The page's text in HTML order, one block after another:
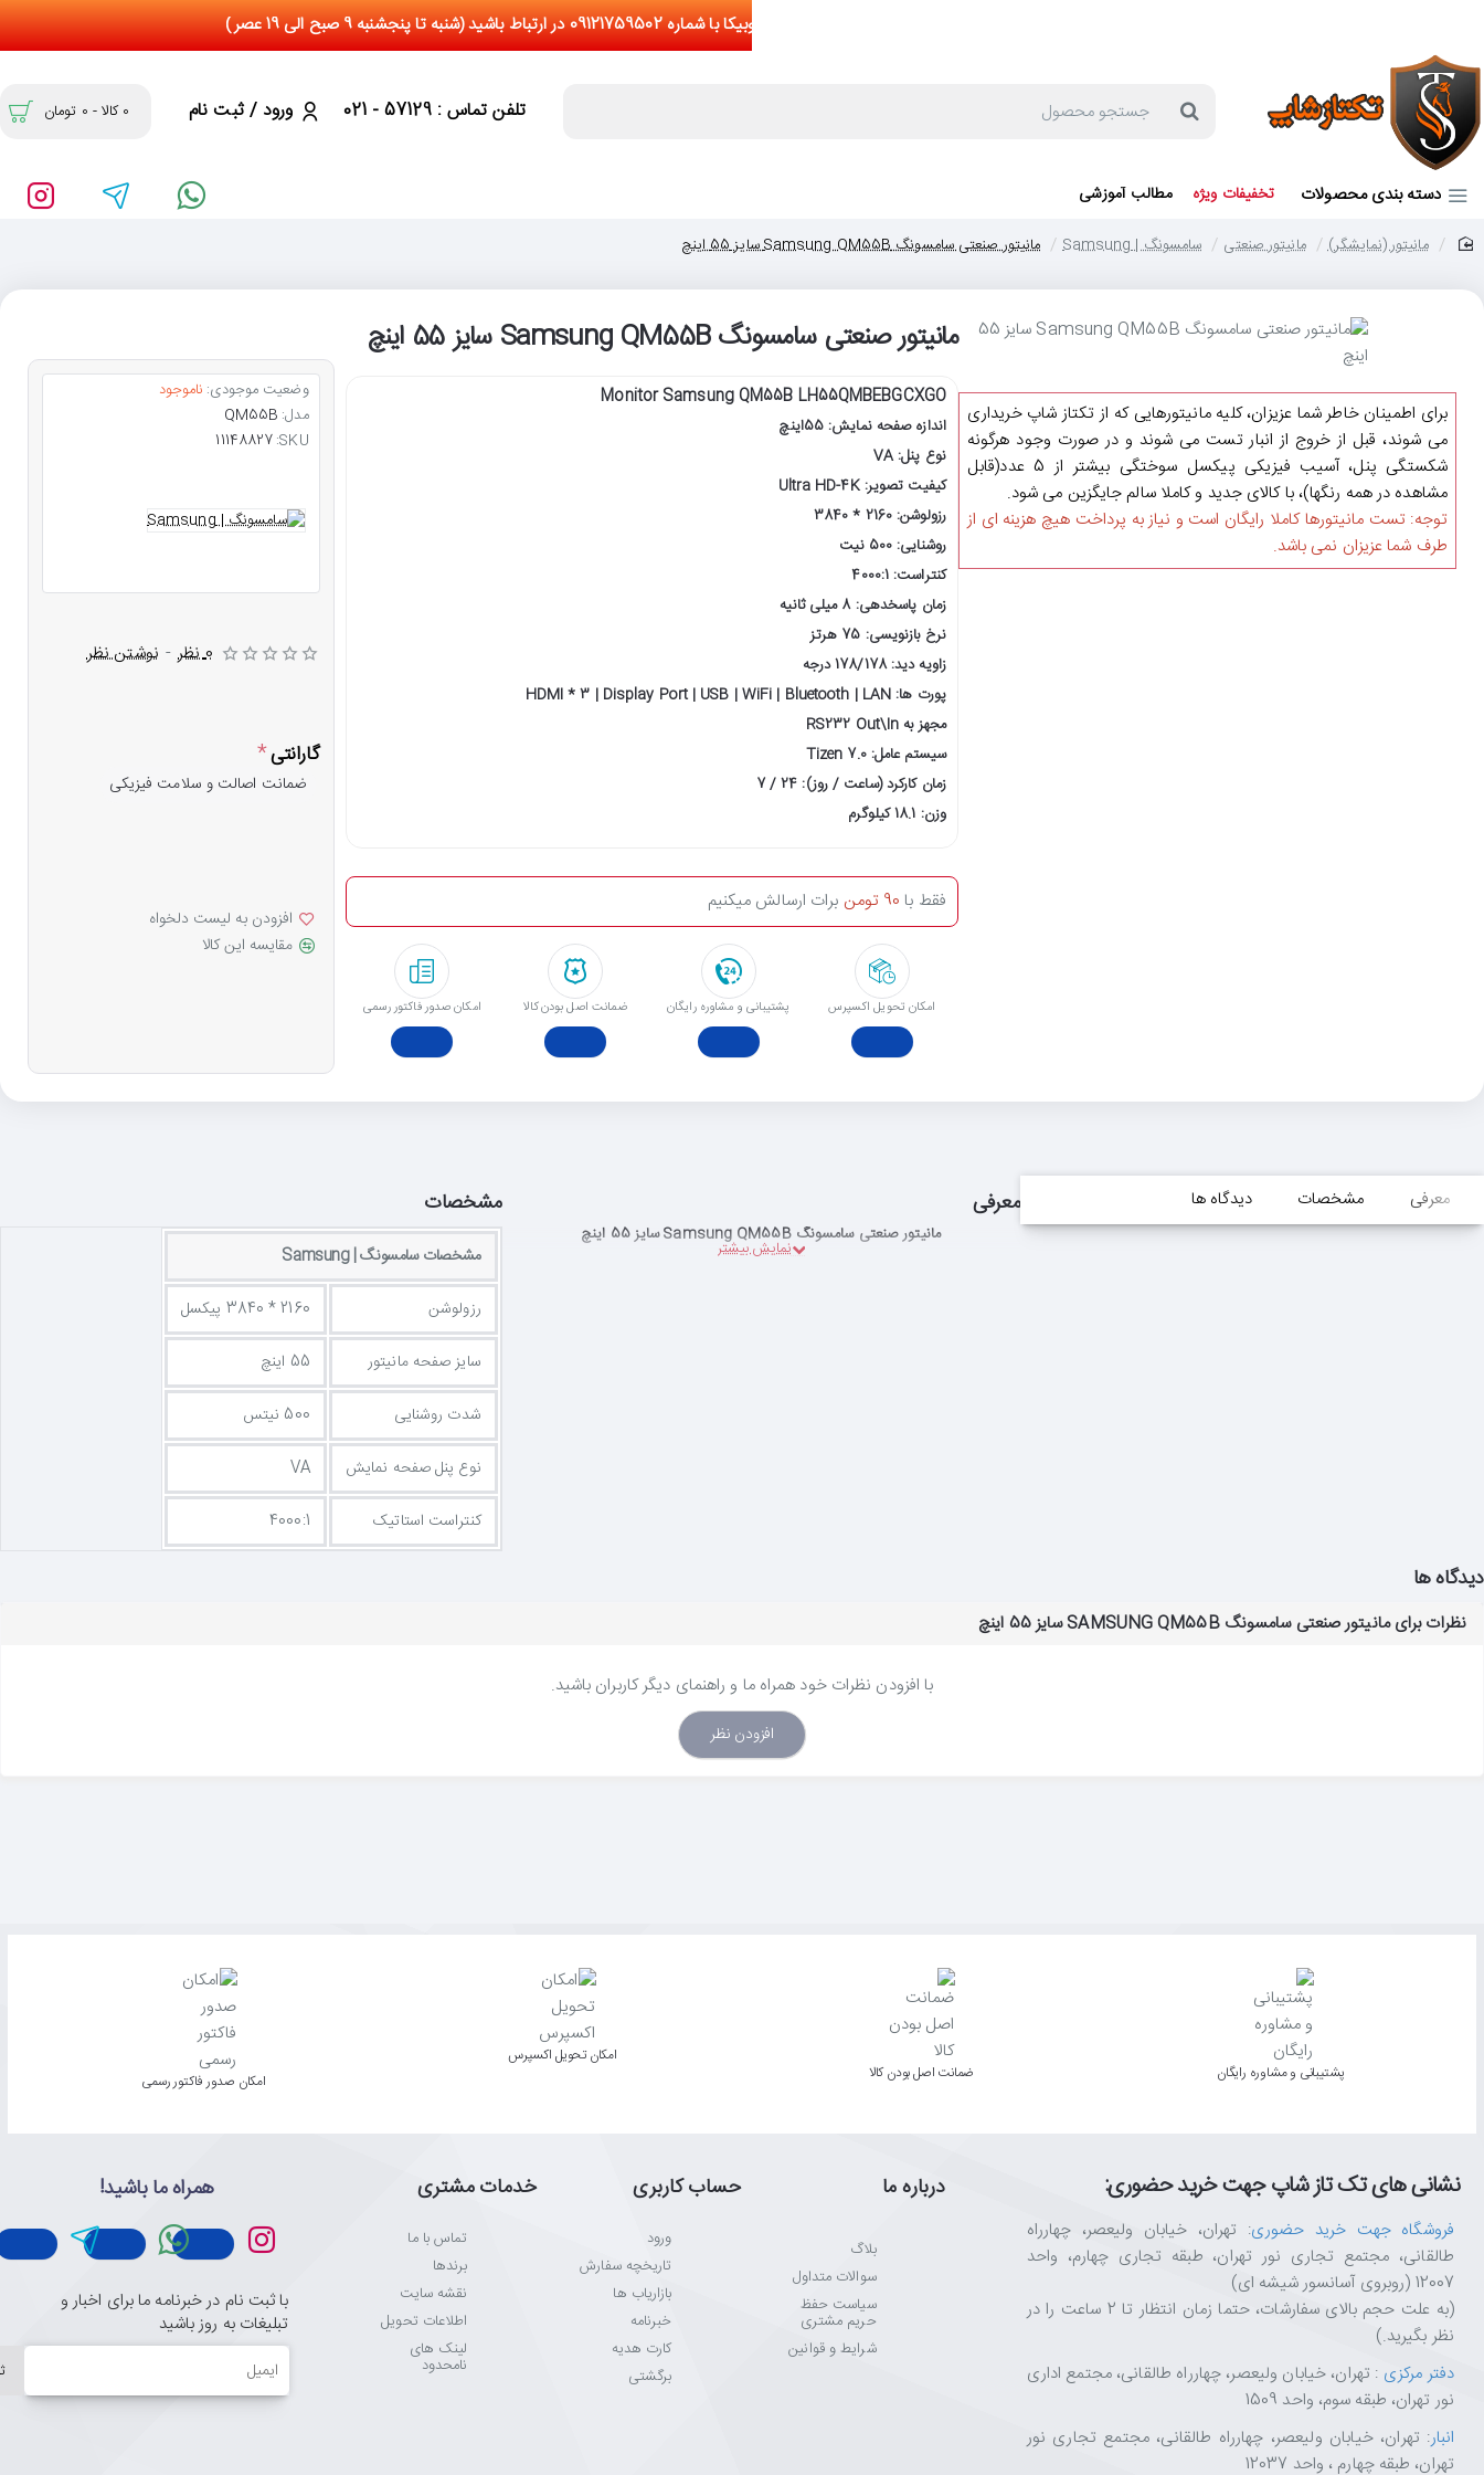
جستجو
تلفن تماس : 57129 - 021 ورود / ثبت نام 0 کالا - 0 تومان
دسته بندی محصولات تخفیفات ویژه مطالب آموزشی
مانیتور (نمایشگر) مانیتور صنعتی سامسونگ | Samsung مانیتور صنعتی سامسونگ Samsung QM55B سایز 55 اینچ
برای اطمینان خاطر شما عزیزان، کلیه مانیتورهایی که از تکتاز شاپ خریداری
می شوند، قبل از خروج از انبار تست می شوند و در صورت وجود هرگونه
شکستگی پنل، آسیب فیزیکی پیکسل سوختگی بیشتر از 5 عدد(قابل
مشاهده در همه رنگها)، با کالای جدید و کاملا سالم جایگزین می شود.
توجه: تست مانیتورها کاملا رایگان است و نیاز به پرداخت هیچ هزینه ای از
طرف شما عزیزان نمی باشد.
مانیتور صنعتی سامسونگ Samsung QM55B سایز 55 اینچ
Monitor Samsung QM55B LH55QMBEBGCXGO
اندازه صفحه نمایش: 55اینچ
نوع پنل: VA
کیفیت تصویر: Ultra HD-4K
رزولوشن: 2160 * 3840
روشنایی: 500 نیت
کنتراست: 4000:1
زمان پاسخدهی: 8 میلی ثانیه
نرخ بازنویسی: 75 هرتز
زاویه دید: 178/178 درجه
پورت ها: HDMI * 3 | Display Port | USB | WiFi | Bluetooth | LAN
مجهز به RS232 Out\In
سیستم عامل: Tizen 7.0
زمان کارکرد (ساعت / روز): 24 / 7
وزن: 18.1 کیلوگرم
امکان تحویل اکسپرس پشتیبانی و مشاوره رایگان ﺿﻤﺎﻧﺖ اﺻﻞ ﺑﻮدن ﮐﺎﻟﺎ امکان صدور فاکتور رسمی
فقط با 90 تومن برات ارسالش میکنیم
وضعیت موجودی: ناموجود
مدل: QM55B
SKU:
11148827
0 نظر - نوشتن نظر
گارانتی
ضمانت اصالت و سلامت فیزیکی
افزودن به لیست دلخواه
مقایسه این کالا
معرفی مشخصات دیدگاه ها معرفی
مانیتور صنعتی سامسونگ Samsung QM55B سایز 55 اینچ
مشخصات
مشخصات سامسونگ | Samsung
رزولوشن
2160 * 3840 پیکسل
سایز صفحه مانیتور
55 اینچ
شدت روشنایی
500 نیتس
نوع پنل صفحه نمایش
VA
کنتراست استاتیک
4000:1
دیدگاه ها
نظرات برای مانیتور صنعتی سامسونگ SAMSUNG QM55B سایز 55 اینچ
با افزودن نظرات خود همراه ما و راهنمای دیگر کاربران باشید.
افزودن نظر
پشتیبانی و مشاوره رایگان ﺿﻤﺎﻧﺖ اﺻﻞ ﺑﻮدن ﮐﺎﻟﺎ
اﻣﮑﺎن ﺗﺤﻮﯾﻞ اﮐﺴﭙﺮس
امکان صدور فاکتور رسمی
نشانی های تک تاز شاپ جهت خرید حضوری:
فروشگاه جهت خرید حضوری: تهران، خیابان ولیعصر، چهارراه
طالقانی، مجتمع تجاری نور تهران، طبقه تجاری چهارم، واحد
12007 (روبروی آسانسور شیشه ای)
(به علت حجم بالای سفارشات، حتما زمان انتظار تا 2 ساعت را در
نظر بگیرید.)
دفتر مرکزی : تهران، خیابان ولیعصر، چهارراه طالقانی، مجتمع اداری
نور تهران، طبقه سوم، واحد 1509
انبار: تهران، خیابان ولیعصر، چهارراه طالقانی، مجتمع تجاری نور
تهران، طبقه چهارم ، واحد 12037
درباره ما
بلاگ
سوالات متداول
سیاست حفظ
حریم مشتری
شرایط و قوانین
حساب کاربری
ورود
تاریخچه سفارش
بازاریاب ها
خبرنامه
کارت هدیه
برگشتی
خدمات مشتری
تماس با ما
برندها
نقشه سایت
اطلاعات تحویل
لینک های
نامحدود
همراه ما باشید!
با ثبت نام در خبرنامه ما برای اخبار و
تبلیغات به روز باشید
ایمیل